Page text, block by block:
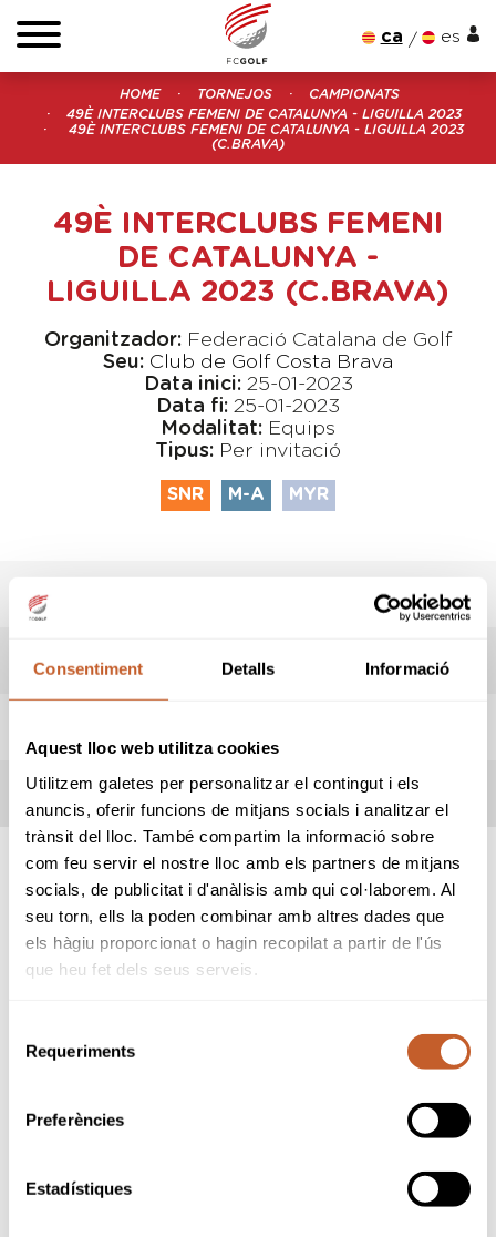
Consentiment Detalls Informació
Aquest lloc web utilitza cookies
Utilitzem galetes per personalitzar el contingut i els
anuncis, oferir funcions de mitjans socials i analitzar el
trànsit del lloc. També compartim la informació sobre
com feu servir el nostre lloc amb els partners de mitjans
socials, de publicitat i d'anàlisis amb qui col·laborem. Al
seu torn, ells la poden combinar amb altres dades que
els hàgiu proporcionat o hagin recopilat a partir de l'ús
que heu fet dels seus serveis.
Requeriments
Preferències
Estadístiques
ca es
HOME TORNEJOS
CAMPIONATS
49È INTERCLUBS FEMENI DE CATALUNYA - LIGUILLA 2023
49È INTERCLUBS FEMENI DE CATALUNYA - LIGUILLA 2023
(C.BRAVA)
49È INTERCLUBS FEMENI
DE CATALUNYA -
LIGUILLA 2023 (C.BRAVA)
Organitzador: Federació Catalana de Golf
Seu: Club de Golf Costa Brava
Data inici: 25-01-2023
Data fi: 25-01-2023
Modalitat: Equips
Tipus: Per invitació
SNR M-A MYR
HORARI SORTIDES
REGLES LOCALS
SPONSORS